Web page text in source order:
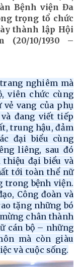
Bệnh viện Đa
trọng tổ chức
thành lập Hội
10/1930 –
nghiêm mà
viên chức cùng
vang của phụ
đang viết tiếp
trung hậu, đảm
đại biểu cùng
liêng, sau đó
đại biểu và
tới toàn thể nữ
trong bệnh viện.
Công đoàn và
tặng những bó
chân thành
cán bộ – những
mà còn giàu
và cuộc sống.